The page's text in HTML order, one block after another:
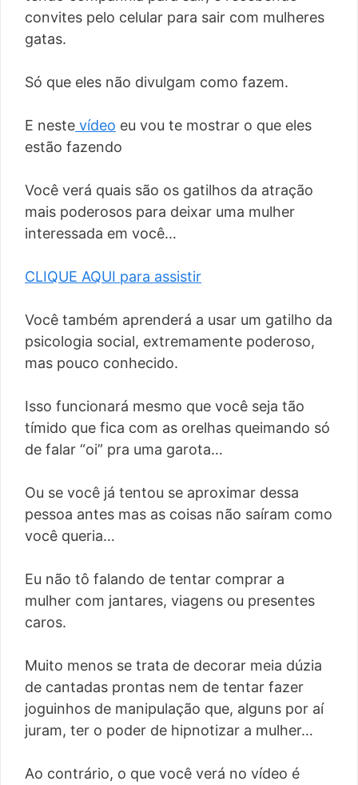
convites pelo celular para sair com mulheres
gatas.
Só que eles não divulgam como fazem.
E neste vídeo eu vou te mostrar o que eles
estão fazendo
Você verá quais são os gatilhos da atração
mais poderosos para deixar uma mulher
interessada em você…
CLIQUE AQUI para assistir
Você também aprenderá a usar um gatilho da
psicologia social, extremamente poderoso,
mas pouco conhecido.
Isso funcionará mesmo que você seja tão
tímido que fica com as orelhas queimando só
de falar “oi” pra uma garota…
Ou se você já tentou se aproximar dessa
pessoa antes mas as coisas não saíram como
você queria…
Eu não tô falando de tentar comprar a
mulher com jantares, viagens ou presentes
caros.
Muito menos se trata de decorar meia dúzia
de cantadas prontas nem de tentar fazer
joguinhos de manipulação que, alguns por aí
juram, ter o poder de hipnotizar a mulher…
Ao contrário, o que você verá no vídeo é